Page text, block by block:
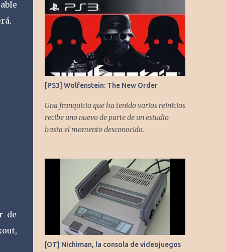
de
https://twitter.com/CronicasGoomba
Instagram -
https://www.instagram.com/cronicasgoomb
a/ Facebook -
https://www.facebook.com/CronicasGoomb
[PS3] Wolfenstein: The New Order
Una franquicia que ha tenido varios reinicios
recibe uno nuevo de parte de un estudio
hasta el momento desconocido.
[OT] Nichiman, la consola de videojuegos